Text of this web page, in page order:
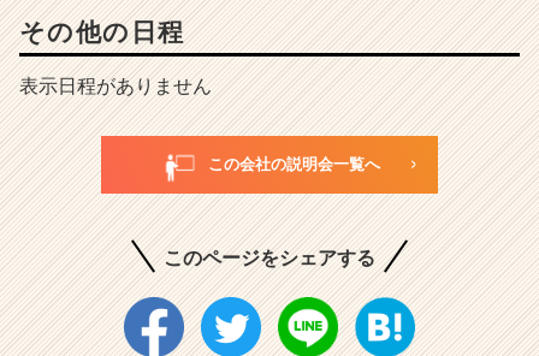
その他の日程
表示日程がありません
この会社の説明会一覧へ
このページをシェアする